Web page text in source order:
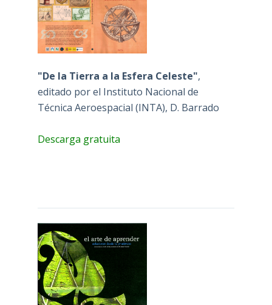
"De la Tierra a la Esfera Celeste",
editado por el Instituto Nacional de
Técnica Aeroespacial (INTA), D. Barrado
Descarga gratuita